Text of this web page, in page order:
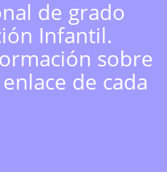
de grado
Infantil.
sobre
de cada